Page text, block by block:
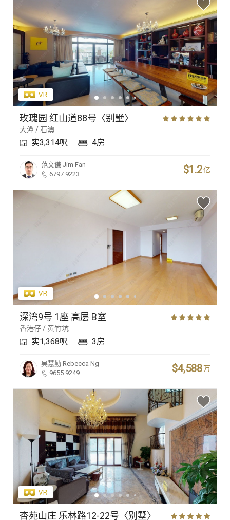
玫瑰园 红山道88号〈别墅〉
大潭 / 石澳
实3,314呎 4房
范文谦 Jim Fan
6797 9223
$1.2亿
深湾9号 1座 高层 B室
香港仔 / 黄竹坑
实1,368呎 3房
吴慧勤 Rebecca Ng
9655 9249
$4,588万
杏苑山庄 乐林路12-22号〈别墅〉